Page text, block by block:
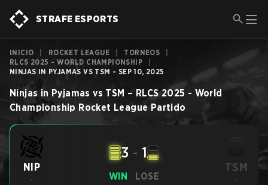
STRAFE ESPORTS
INICIO ROCKET LEAGUE TORNEOS
RLCS 2025 - WORLD CHAMPIONSHIP
NINJAS IN PYJAMAS VS TSM - SEP 10, 2025
Ninjas in Pyjamas vs TSM – RLCS 2025 - World
Championship Rocket League Partido
NIP
- WIN
3 - 1
LOSE
TSM
-